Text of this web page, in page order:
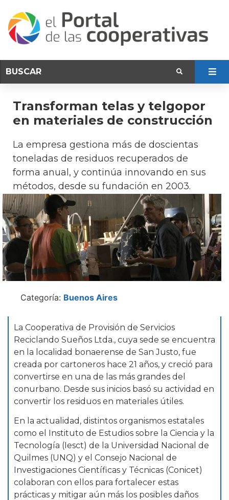
Transforman telas y telgopor
en materiales de construcción
La empresa gestiona más de doscientas
toneladas de residuos recuperados de
forma anual, y continúa innovando en sus
métodos, desde su fundación en 2003.
Categoría: Buenos Aires
La Cooperativa de Provisión de Servicios
Reciclando Sueños Ltda., cuya sede se encuentra
en la localidad bonaerense de San Justo, fue
creada por cartoneros hace 21 años, y creció para
convertirse en una de las más grandes del
conurbano. Desde sus inicios basó su actividad en
convertir los residuos en materiales útiles.
En la actualidad, distintos organismos estatales
como el Instituto de Estudios sobre la Ciencia y la
Tecnología (Iesct) de la Universidad Nacional de
Quilmes (UNQ) y el Consejo Nacional de
Investigaciones Científicas y Técnicas (Conicet)
colaboran con ellos para fortalecer estas
prácticas y mitigar aún más los posibles daños